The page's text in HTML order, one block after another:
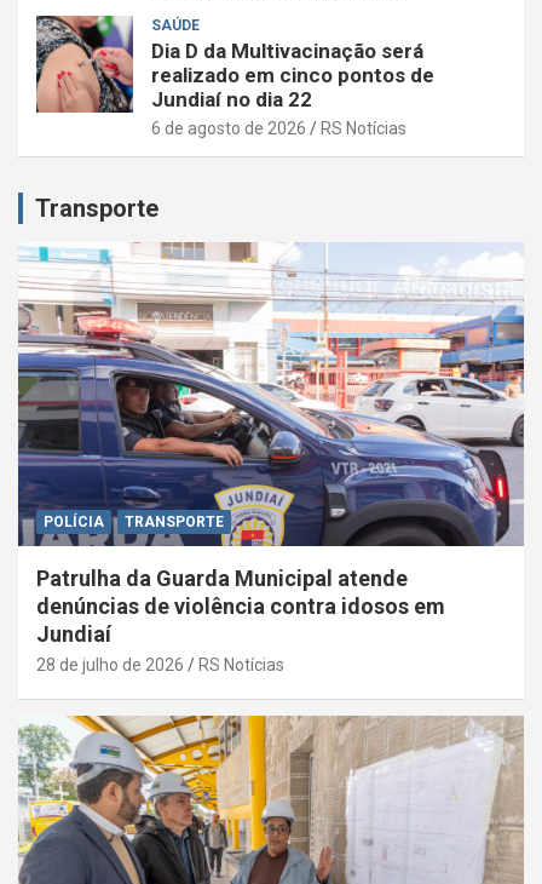
SAÚDE
Dia D da Multivacinação será
realizado em cinco pontos de
Jundiaí no dia 22
6 de agosto de 2026 RS Notícias
Transporte
POLÍCIA TRANSPORTE
Patrulha da Guarda Municipal atende
denúncias de violência contra idosos em
Jundiaí
28 de julho de 2026 RS Notícias